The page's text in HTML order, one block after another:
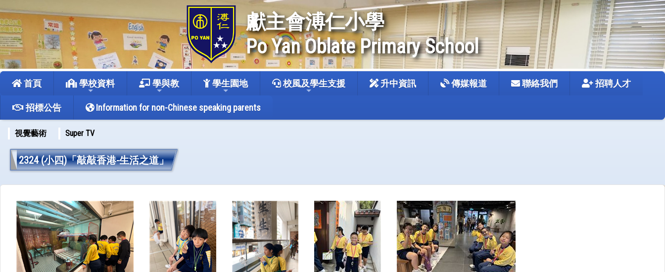
獻主會溥仁小學
Po Yan Oblate Primary School
首頁 學校資料 學與教 學生園地 校風及學生支援 升中資訊 傳媒報道 聯絡我們 招聘人才
招標公告 Information for non-Chinese speaking parents
視覺藝術 Super TV
2324 (小四)「敲敲香港-生活之道」